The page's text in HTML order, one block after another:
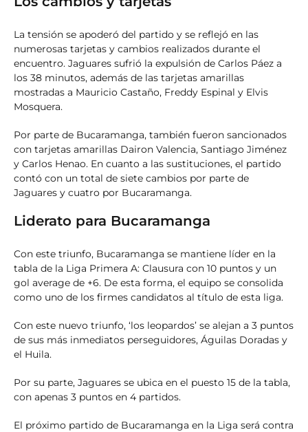
La tensión se apoderó del partido y se reflejó en las
numerosas tarjetas y cambios realizados durante el
encuentro. Jaguares sufrió la expulsión de Carlos Páez a
los 38 minutos, además de las tarjetas amarillas
mostradas a Mauricio Castaño, Freddy Espinal y Elvis
Mosquera.
Por parte de Bucaramanga, también fueron sancionados
con tarjetas amarillas Dairon Valencia, Santiago Jiménez
y Carlos Henao. En cuanto a las sustituciones, el partido
contó con un total de siete cambios por parte de
Jaguares y cuatro por Bucaramanga.
Liderato para Bucaramanga
Con este triunfo, Bucaramanga se mantiene líder en la
tabla de la Liga Primera A: Clausura con 10 puntos y un
gol average de +6. De esta forma, el equipo se consolida
como uno de los firmes candidatos al título de esta liga.
Con este nuevo triunfo, ‘los leopardos’ se alejan a 3 puntos
de sus más inmediatos perseguidores, Águilas Doradas y
el Huila.
Por su parte, Jaguares se ubica en el puesto 15 de la tabla,
con apenas 3 puntos en 4 partidos.
El próximo partido de Bucaramanga en la Liga será contra